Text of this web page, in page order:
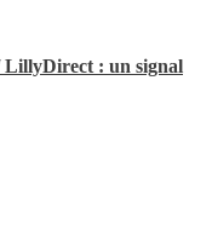
: un signal